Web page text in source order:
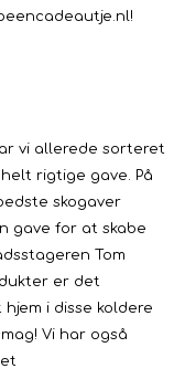
vi allerede sorteret
rigtige gave. På
skogaver
gave for at skabe
Tom
er det
i disse koldere
Vi har også